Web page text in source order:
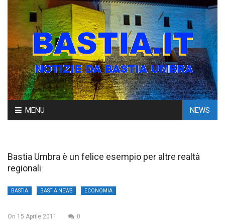
Skip
to
MENU NEWS
Bastia Umbra è un felice esempio per altre realtà
regionali
BASTIA BASTIA NEWS ECONOMIA
On 15 Aprile 2011 0